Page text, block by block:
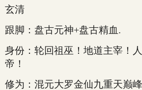
玄清
跟脚：盘古元神+盘古精血.
身份：轮回祖巫！地道主宰！
帝！
修为：混元大罗金仙九重天巅峰